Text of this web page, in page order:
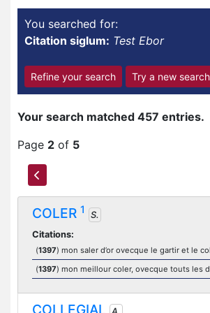
You searched for:
Citation siglum: Test Ebor
Refine your search Try a new search
Your search matched 457 entries.
Page 2 of 5
COLER 1
S.
Citations:
(1397) mon saler d’or ovecque le gartir et le
(1397) mon meillour coler, ovecque touts les